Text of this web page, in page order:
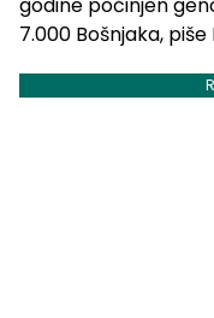
godine počinjen
7.000 Bošnjaka,